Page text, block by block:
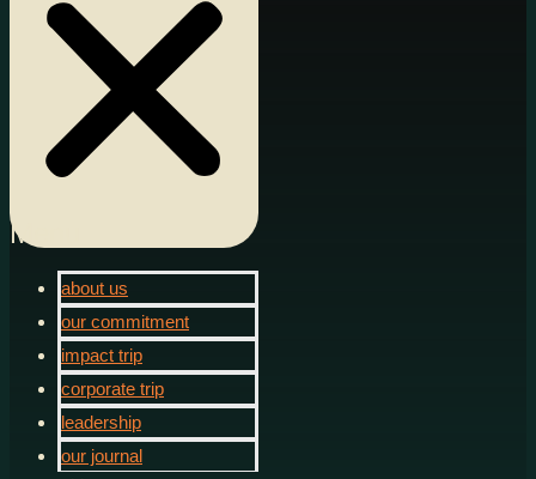
Menu
about us
our commitment
impact trip
corporate trip
leadership
our journal